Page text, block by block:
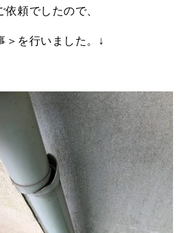
頼でしたので、
＞を行いました。↓